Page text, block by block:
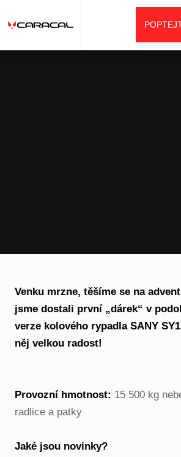
Venku mrzne, těšíme se na
jsme dostali první „dárek“ v
verze kolového rypadla SANY
něj velkou radost!
Provozní hmotnost: 15 500 kg
radlice a patky
Jaké jsou novinky?